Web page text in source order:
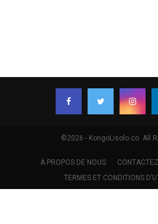
©2026 - KongoLisolo.co. All
À PROPOS DE NOUS
TERMES ET CONDITIONS